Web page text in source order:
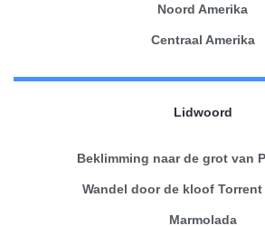
Noord Amerika
Centraal Amerika
Lidwoord
Beklimming naar de grot van
Wandel door de kloof Torrent
Marmolada